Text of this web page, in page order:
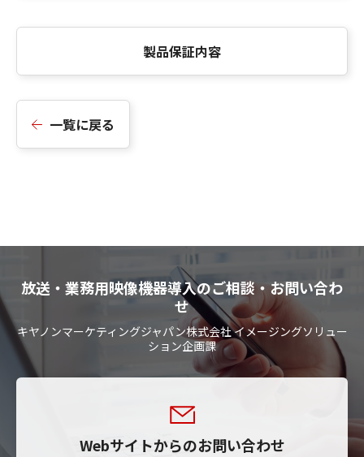
製品保証内容
一覧に戻る
放送・業務用映像機器導入のご相談・お問い合わ
せ
キヤノンマーケティングジャパン株式会社 イメージングソリュー
ション企画課
Webサイトからのお問い合わせ